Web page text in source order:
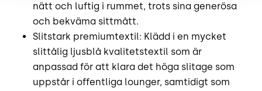
nätt och luftig i rummet, trots sina generösa
och bekväma sittmått.
Slitstark premiumtextil: Klädd i en mycket
slittålig ljusblå kvalitetstextil som är
anpassad för att klara det höga slitage som
uppstår i offentliga lounger, samtidigt som